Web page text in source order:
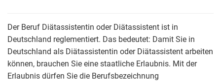
Der Beruf Diätassistentin oder Diätassistent ist in
Deutschland reglementiert. Das bedeutet: Damit Sie in
Deutschland als Diätassistentin oder Diätassistent arbeiten
können, brauchen Sie eine staatliche Erlaubnis. Mit der
Erlaubnis dürfen Sie die Berufsbezeichnung